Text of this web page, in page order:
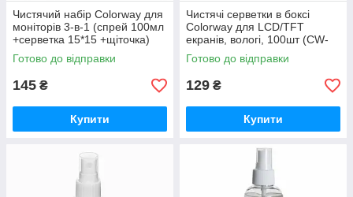
Чистячий набір Colorway для
моніторів 3-в-1 (спрей 100мл
+серветка 15*15 +щіточка)
(CW-1031)
Готово до відправки
145 ₴
Купити
Чистячі серветки в боксі
Colorway для LCD/TFT
екранів, вологі, 100шт (CW-
1071)
Готово до відправки
129 ₴
Купити